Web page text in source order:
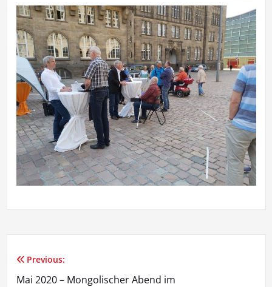
Beitragsnavigation
Previous:
Mai 2020 – Mongolischer Abend im